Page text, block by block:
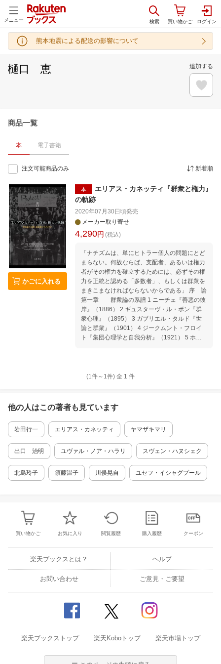
メニュー
熊本地震による配送の影響について
樋口 恵 追加する
商品一覧
本 電子書籍
注文可能商品のみ 新着順
かごに入れる
本
エリアス・カネッティ『群衆と権力』
の軌跡
2020年07月30日頃発売
メーカー取り寄せ
4,290円 (税込)
「ナチズムは、単にヒトラー個人の問題にとど
まらない。何故ならば、支配者、あるいは権力
者がその権力を確立するためには、必ずその権
力を正統と認める「多数者」、もしくは群衆を
まきこまなければならないからである」 序 論
第一章 群衆論の系譜 1 ニーチェ『善悪の彼
岸』（1886） 2 ギュスターヴ・ル・ボン『群
衆心理』（1895） 3 ガブリエル・タルド『世
論と群衆』（1901） 4 ジークムント・フロイ
ト『集団心理学と自我分析』（1921） 5 ホ
における『群衆と権力』の位置づけ 第二章
2 「生き残ること」の権力
3 権力闘争の場「家」 4 世界の
崩壊 第三章 『虚栄の喜劇』--鏡像のひずみ
1 焚書に対する回答 2
4 群衆形式における聴覚的効果
5 鏡像のひずみ 第四章 『猶予された者た
ち』--死との闘い 1 Tod とSterbe
n 2 暴力の抑止と監視の働き
文化人類学への接近と心理学の否定
2 詩的直観ーーニーチェ、フロイト、カネッ
ティ 3 反科学 結び あとがき
(1件～ 1件) 全 1 件
他の人はこの著者も見ています
岩田行一 エリアス・カネッティ ヤマザキマリ
出口 治明 ユヴァル・ノア・ハラリ スヴェン・ハヌシェク
北島玲子 須藤温子 川俣晃自 ユセフ・イシャグプール
買い物かご お気に入り 閲覧履歴 購入履歴 クーポン
楽天ブックスとは？ ヘルプ
お問い合わせ ご意見・ご要望
楽天ブックストップ 楽天Koboトップ 楽天市場トップ